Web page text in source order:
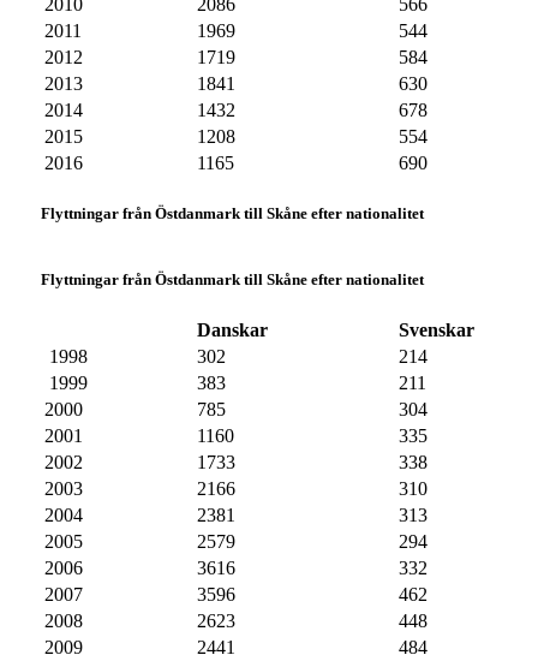
2010 2086
566
2011
1969
544
2012
1719
584
2013
1841
630
2014
1432
678
2015
1208
554
2016
1165 690
Flyttningar från Östdanmark till Skåne efter nationalitet
Flyttningar från Östdanmark till Skåne efter nationalitet
Danskar
Svenskar
1998
302
214
1999
383
211
2000
785
304
2001
1160
335
2002
1733
338
2003
2166
310
2004
2381
313
2005
2579
294
2006
3616
332
2007
3596
462
2008
2623
448
2009
2441
484